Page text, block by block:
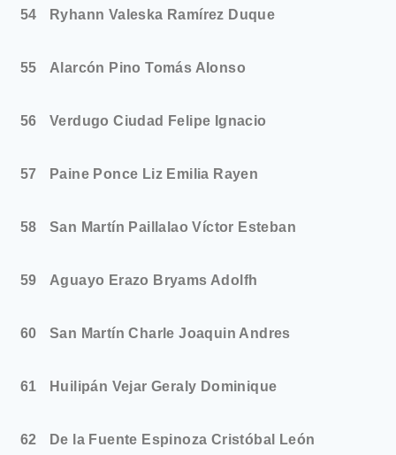
54 Ryhann Valeska Ramírez Duque
55 Alarcón Pino Tomás Alonso
56 Verdugo Ciudad Felipe Ignacio
57 Paine Ponce Liz Emilia Rayen
58 San Martín Paillalao Víctor Esteban
59 Aguayo Erazo Bryams Adolfh
60 San Martín Charle Joaquin Andres
61 Huilipán Vejar Geraly Dominique
62 De la Fuente Espinoza Cristóbal León